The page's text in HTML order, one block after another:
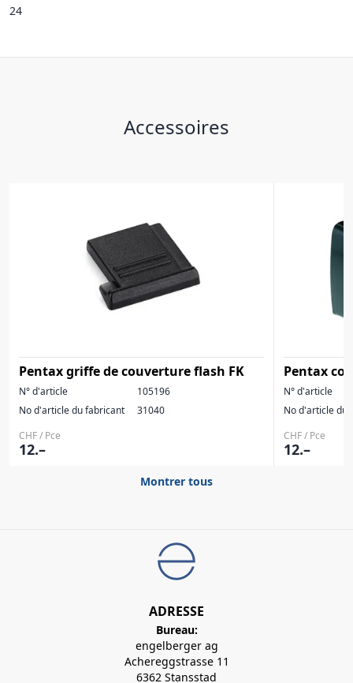
24
Accessoires
Pentax griffe de couverture flash FK
N° d'article
105196
No d'article du fabricant
31040
CHF / Pce
12.–
Pentax
N° d'article
No d'article du
CHF / Pce
12.–
Montrer tous
ADRESSE
Bureau:
engelberger ag
Achereggstrasse 11
6362 Stansstad